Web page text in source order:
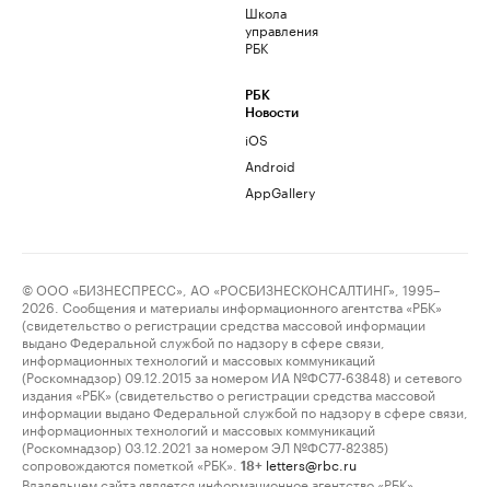
Школа
управления
РБК
РБК
Новости
iOS
Android
AppGallery
© ООО «БИЗНЕСПРЕСС», АО «РОСБИЗНЕСКОНСАЛТИНГ», 1995–
2026. Сообщения и материалы информационного агентства «РБК»
(свидетельство о регистрации средства массовой информации
выдано Федеральной службой по надзору в сфере связи,
информационных технологий и массовых коммуникаций
(Роскомнадзор) 09.12.2015 за номером ИА №ФС77-63848) и сетевого
издания «РБК» (свидетельство о регистрации средства массовой
информации выдано Федеральной службой по надзору в сфере связи,
информационных технологий и массовых коммуникаций
(Роскомнадзор) 03.12.2021 за номером ЭЛ №ФС77-82385)
сопровождаются пометкой «РБК».
18+ letters@rbc.ru